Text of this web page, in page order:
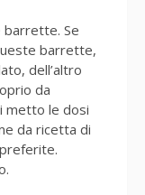
barrette. Se
barrette,
dell’altro
da
metto le dosi
da ricetta di